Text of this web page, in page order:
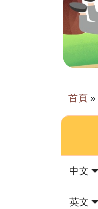
首頁 »
中文
英文